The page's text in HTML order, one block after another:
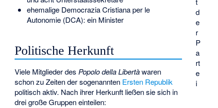
d
e
r
P
a
rt
e
i
ehemalige Democrazia Cristiana per le
Autonomie (DCA): ein Minister
Politische Herkunft
Viele Mitglieder des Popolo della Libertàwaren
schon zu Zeiten der sogenannten Ersten Republik
politisch aktiv. Nach ihrer Herkunft ließen sie sich in
drei große Gruppen einteilen: